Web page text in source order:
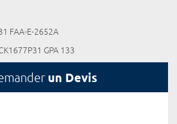
FAA-E-2652A
GPA 133
un Devis